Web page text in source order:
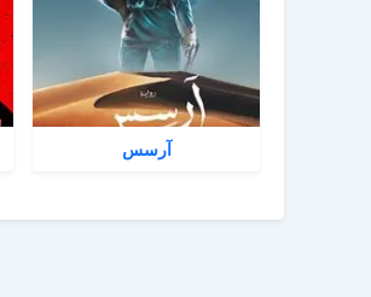
آرسس